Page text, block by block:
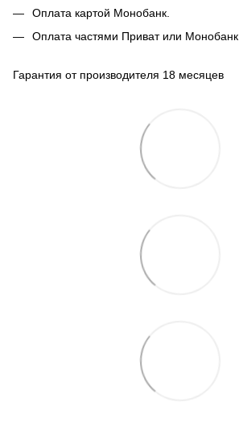
Оплата картой Монобанк.
Оплата частями Приват или Монобанк.
Гарантия от производителя 18 месяцев